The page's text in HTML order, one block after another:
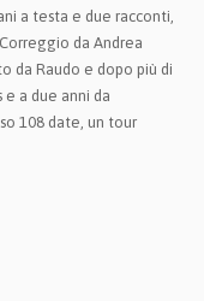
a testa e due racconti,
da Andrea
da Raudo e dopo più di
e a due anni da
108 date, un tour